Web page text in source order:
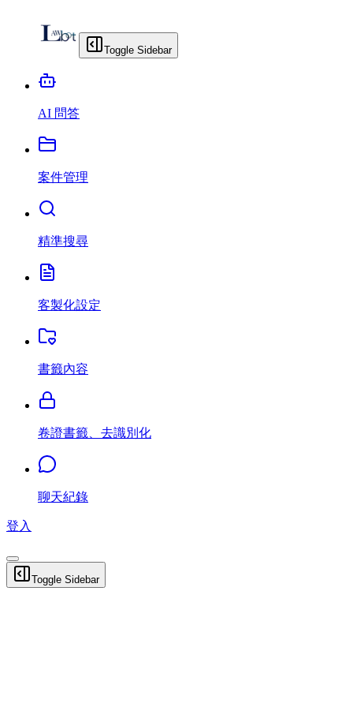
Toggle Sidebar
AI 問答
案件管理
精準搜尋
客製化設定
書籤內容
卷證書籤、去識別化
聊天紀錄
登入
Toggle Sidebar